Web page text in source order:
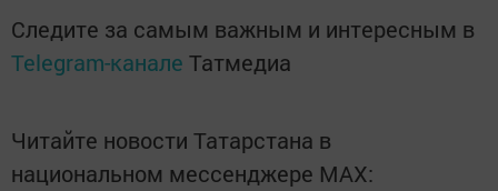
Следите за самым важным и интересным в
Telegram-канале Татмедиа
Читайте новости Татарстана в
национальном мессенджере MАХ: